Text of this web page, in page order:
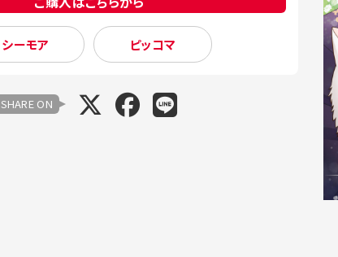
シーモア ピッコマ
SHARE ON